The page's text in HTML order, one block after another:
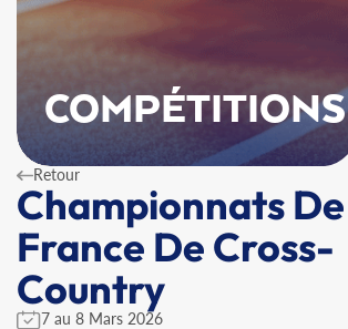
COMPÉTITIONS
Retour
Championnats De
France De Cross-
Country
7 au 8 Mars 2026